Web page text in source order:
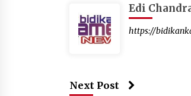
Edi
https://
Next Post